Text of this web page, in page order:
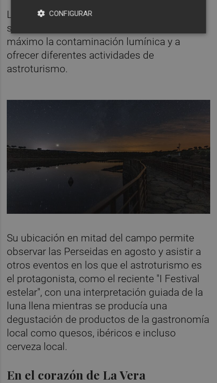
Lo consiguieron en mayo pasado y con ello
se comprometen a evitar o reducir al
máximo la contaminación lumínica y a
ofrecer diferentes actividades de
astroturismo.
Su ubicación en mitad del campo permite
observar las Perseidas en agosto y asistir a
otros eventos en los que el astroturismo es
el protagonista, como el reciente "I Festival
estelar", con una interpretación guiada de la
luna llena mientras se producía una
degustación de productos de la gastronomía
local como quesos, ibéricos e incluso
cerveza local.
En el corazón de La Vera
CONFIGURAR